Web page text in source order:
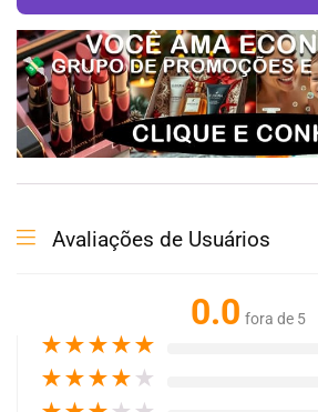
Avaliações de Usuários
0.0 fora de 5
★★★★★
★★★★ ★